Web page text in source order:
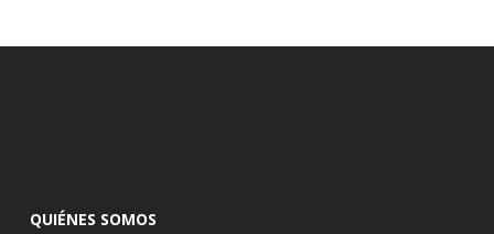
QUIÉNES SOMOS